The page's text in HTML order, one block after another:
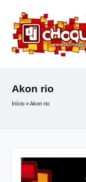
Akon rio
Início »Akon rio